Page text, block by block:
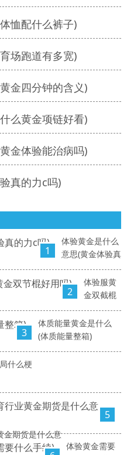
恤配什么裤子)
场跑道有多宽)
金四分钟的含义)
么黄金项链好看)
金体验能治病吗)
真的力c吗)
1
体验黄金是什么
意思(黄金体验真
2
体验服黄
金双截棍
3
体质能量黄金是什么
(体质能量整箱)
什么梗
5
金期货是什么意
体验黄金需要